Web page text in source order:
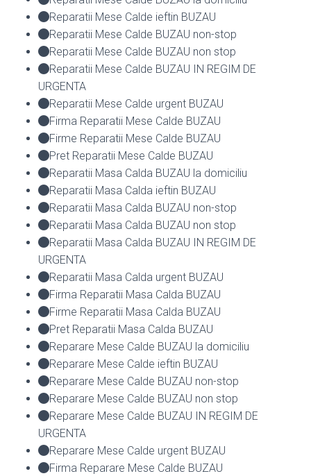
Reparatii Mese Calde ieftin BUZAU
Reparatii Mese Calde BUZAU non-stop
Reparatii Mese Calde BUZAU non stop
Reparatii Mese Calde BUZAU IN REGIM DE
URGENTA
Reparatii Mese Calde urgent BUZAU
Firma Reparatii Mese Calde BUZAU
Firme Reparatii Mese Calde BUZAU
Pret Reparatii Mese Calde BUZAU
Reparatii Masa Calda BUZAU la domiciliu
Reparatii Masa Calda ieftin BUZAU
Reparatii Masa Calda BUZAU non-stop
Reparatii Masa Calda BUZAU non stop
Reparatii Masa Calda BUZAU IN REGIM DE
URGENTA
Reparatii Masa Calda urgent BUZAU
Firma Reparatii Masa Calda BUZAU
Firme Reparatii Masa Calda BUZAU
Pret Reparatii Masa Calda BUZAU
Reparare Mese Calde BUZAU la domiciliu
Reparare Mese Calde ieftin BUZAU
Reparare Mese Calde BUZAU non-stop
Reparare Mese Calde BUZAU non stop
Reparare Mese Calde BUZAU IN REGIM DE
URGENTA
Reparare Mese Calde urgent BUZAU
Firma Reparare Mese Calde BUZAU